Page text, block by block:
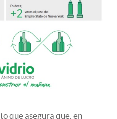
que asegura que, en